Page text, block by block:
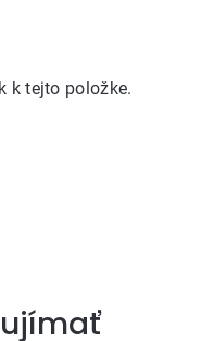
k tejto položke.